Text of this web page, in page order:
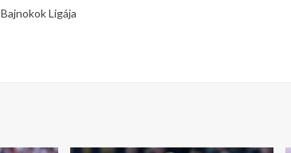
Bajnokok Ligája